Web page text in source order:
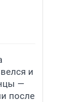
и
—
после